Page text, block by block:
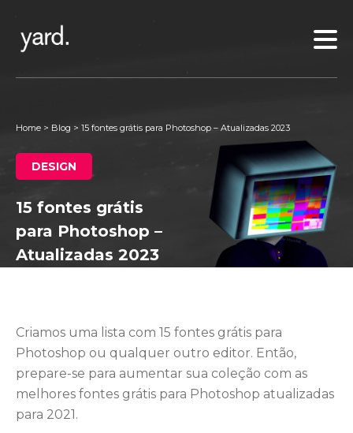
Home > Blog > 15 fontes grátis para Photoshop – Atualizadas 2023
DESIGN
15 fontes grátis
para Photoshop –
Atualizadas 2023
Criamos uma lista com 15 fontes grátis para
Photoshop ou qualquer outro editor. Então,
prepare-se para aumentar sua coleção com as
melhores fontes grátis para Photoshop atualizadas
para 2021.